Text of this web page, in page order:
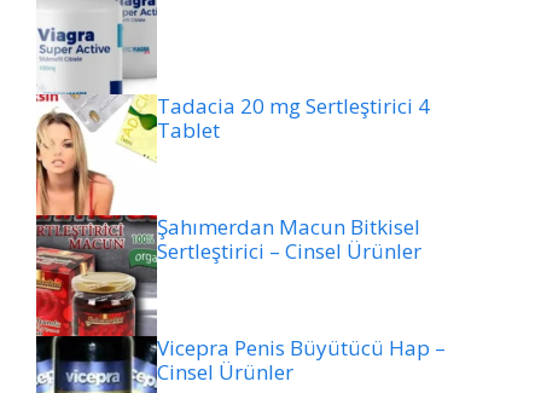
Tadacia 20 mg Sertleştirici 4
Tablet
Şahımerdan Macun Bitkisel
Sertleştirici – Cinsel Ürünler
Vicepra Penis Büyütücü Hap –
Cinsel Ürünler